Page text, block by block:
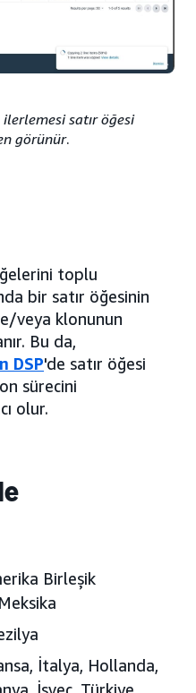
satır öğesi
görünür.
toplu
bir satır öğesinin
veya klonunun
Bu da,
DSP'de satır öğesi
sürecini
olur.
Birleşik
İtalya, Hollanda,